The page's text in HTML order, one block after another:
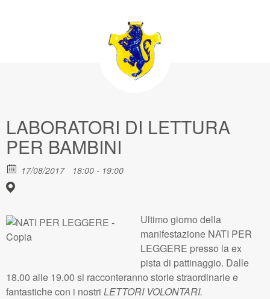
LABORATORI DI LETTURA
PER BAMBINI
17/08/2017 18:00 - 19:00
Ultimo giorno della
manifestazione NATI PER
LEGGERE presso la ex
pista di pattinaggio. Dalle
18.00 alle 19.00 si racconteranno storie straordinarie e
fantastiche con i nostri LETTORI VOLONTARI.